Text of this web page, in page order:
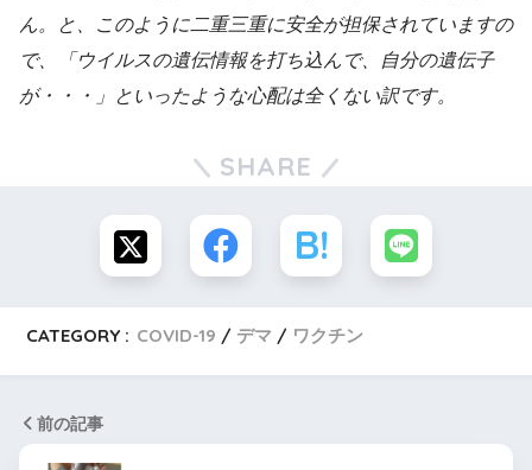
ん。と、このように二重三重に安全が担保されていますの
で、「ウイルスの遺伝情報を打ち込んで、自分の遺伝子
が・・・」といったような心配は全くない訳です。
SHARE
CATEGORY : COVID-19 デマ ワクチン
前の記事